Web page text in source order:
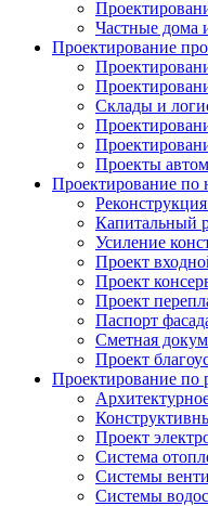
Частные дома
Проектирование
Склады и
Проекты
Проектирование по
Капитальный
Усиление
Проект
Проект
Проект
Паспорт
Сметная
Проект
Проектирование по
Проект
Система
Системы
Системы